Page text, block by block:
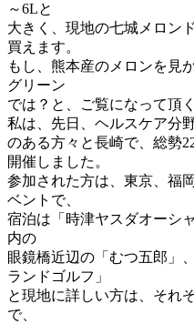
～6Lと
大きく、現地の七城メロン
買えます。
もし、熊本産のメロンを見
グリーン
では？と、ご覧になって頂
私は、先日、ヘルスケア分
のある方々と長崎で、総勢
開催しました。
参加された方は、東京、福
ベントで、
宿泊は「時津ヤスダオーシ
内の
眼鏡橋近辺の「むつ五郎」
ランドゴルフ」
と現地に詳しい方は、それ
で、